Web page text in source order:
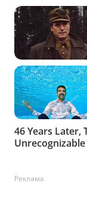
Реклама